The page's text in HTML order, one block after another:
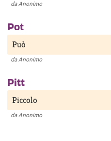
da Anonimo
Pot
Può
da Anonimo
Pitt
Piccolo
da Anonimo